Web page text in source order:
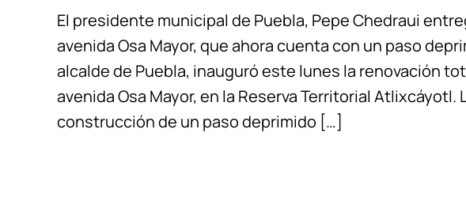
El presidente municipal de Puebla, Pepe Chedraui
avenida Osa Mayor, que ahora cuenta con un paso
alcalde de Puebla, inauguró este lunes la renovación
avenida Osa Mayor, en la Reserva Territorial Atlixcáyotl.
construcción de un paso deprimido […]